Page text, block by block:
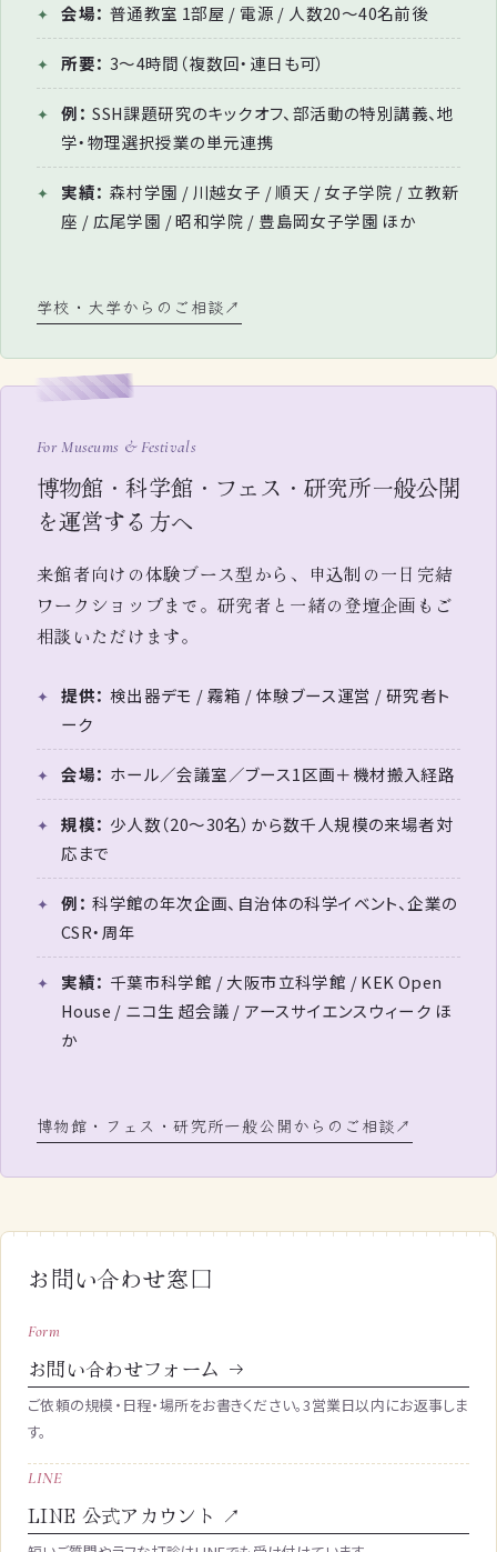
会場： 普通教室 1部屋 / 電源 / 人数20〜40名前後
所要： 3〜4時間（複数回・連日も可）
例： SSH課題研究のキックオフ、部活動の特別講義、地
学・物理選択授業の単元連携
実績： 森村学園 / 川越女子 / 順天 / 女子学院 / 立教新
座 / 広尾学園 / 昭和学院 / 豊島岡女子学園 ほか
学校・大学からのご相談
For Museums & Festivals
博物館・科学館・フェス・研究所一般公開
を運営する方へ
来館者向けの体験ブース型から、申込制の一日完結
ワークショップまで。研究者と一緒の登壇企画もご
相談いただけます。
提供： 検出器デモ / 霧箱 / 体験ブース運営 / 研究者ト
ーク
会場： ホール／会議室／ブース1区画＋機材搬入経路
規模： 少人数（20〜30名）から数千人規模の来場者対
応まで
例： 科学館の年次企画、自治体の科学イベント、企業の
CSR・周年
実績： 千葉市科学館 / 大阪市立科学館 / KEK Open
House / ニコ生 超会議 / アースサイエンスウィーク ほ
か
博物館・フェス・研究所一般公開からのご相談
お問い合わせ窓口
Form
お問い合わせフォーム →
ご依頼の規模・日程・場所をお書きください。3営業日以内にお返事しま
す。
LINE
LINE 公式アカウント ↗